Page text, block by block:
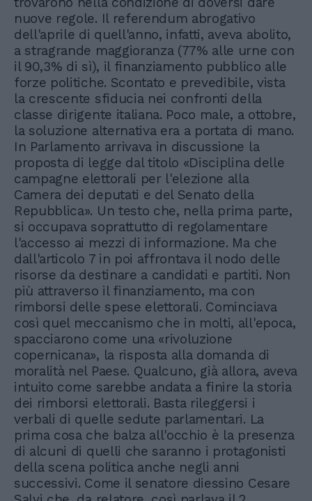
nuove regole. Il referendum abrogativo
dell'aprile di quell'anno, infatti, aveva abolito,
a stragrande maggioranza (77% alle urne con
il 90,3% di sì), il finanziamento pubblico alle
forze politiche. Scontato e prevedibile, vista
la crescente sfiducia nei confronti della
classe dirigente italiana. Poco male, a ottobre,
la soluzione alternativa era a portata di mano.
In Parlamento arrivava in discussione la
proposta di legge dal titolo «Disciplina delle
campagne elettorali per l'elezione alla
Camera dei deputati e del Senato della
Repubblica». Un testo che, nella prima parte,
si occupava soprattutto di regolamentare
l'accesso ai mezzi di informazione. Ma che
dall'articolo 7 in poi affrontava il nodo delle
risorse da destinare a candidati e partiti. Non
più attraverso il finanziamento, ma con
rimborsi delle spese elettorali. Cominciava
così quel meccanismo che in molti, all'epoca,
spacciarono come una «rivoluzione
copernicana», la risposta alla domanda di
moralità nel Paese. Qualcuno, già allora, aveva
intuito come sarebbe andata a finire la storia
dei rimborsi elettorali. Basta rileggersi i
verbali di quelle sedute parlamentari. La
prima cosa che balza all'occhio è la presenza
di alcuni di quelli che saranno i protagonisti
della scena politica anche negli anni
successivi. Come il senatore diessino Cesare